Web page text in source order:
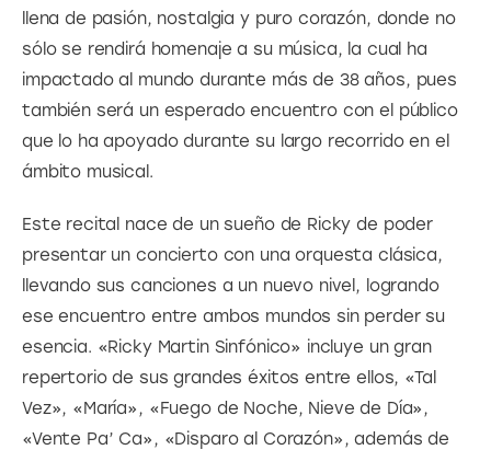
llena de pasión, nostalgia y puro corazón, donde no
sólo se rendirá homenaje a su música, la cual ha
impactado al mundo durante más de 38 años, pues
también será un esperado encuentro con el público
que lo ha apoyado durante su largo recorrido en el
ámbito musical.
Este recital nace de un sueño de Ricky de poder
presentar un concierto con una orquesta clásica,
llevando sus canciones a un nuevo nivel, logrando
ese encuentro entre ambos mundos sin perder su
esencia. «Ricky Martin Sinfónico» incluye un gran
repertorio de sus grandes éxitos entre ellos, «Tal
Vez», «María», «Fuego de Noche, Nieve de Día»,
«Vente Pa’ Ca», «Disparo al Corazón», además de